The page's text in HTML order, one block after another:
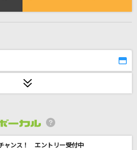
ャンス！ エントリー受付中